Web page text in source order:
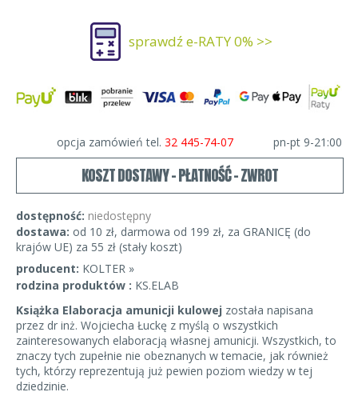
sprawdź e-RATY 0% >>
opcja zamówień tel. 32 445-74-07 pn-pt 9-21:00
KOSZT DOSTAWY - PŁATNOŚĆ - ZWROT
dostępność: niedostępny
dostawa: od 10 zł, darmowa od 199 zł, za GRANICĘ (do
krajów UE) za 55 zł (stały koszt)
producent: KOLTER »
rodzina produktów : KS.ELAB
Książka Elaboracja amunicji kulowej została napisana
przez dr inż. Wojciecha Łuckę z myślą o wszystkich
zainteresowanych elaboracją własnej amunicji. Wszystkich, to
znaczy tych zupełnie nie obeznanych w temacie, jak również
tych, którzy reprezentują już pewien poziom wiedzy w tej
dziedzinie.